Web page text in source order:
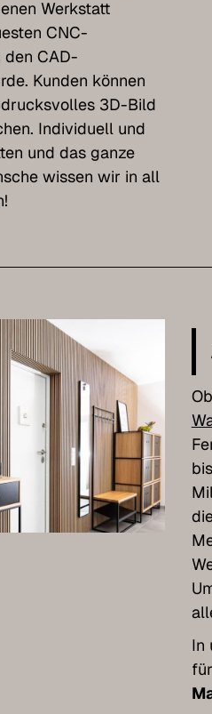
Werkstatt
CNC-
den CAD-
Kunden können
3D-Bild
Individuell und
und das ganze
wissen wir in all
Ob
In